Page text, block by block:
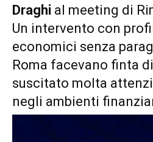
Draghi al meeting di
Un intervento con
economici senza
Roma facevano finta
suscitato molta
negli ambienti